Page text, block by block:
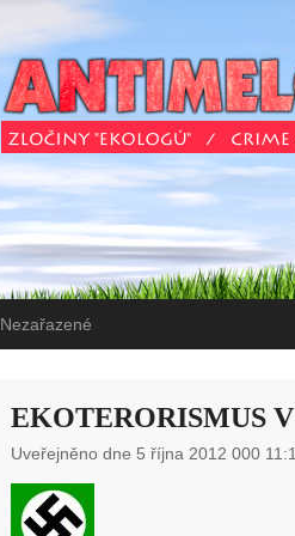
Nezařazené
EKOTERORISMUS
Uveřejněno dne 5 října 2012 000